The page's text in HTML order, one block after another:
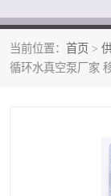
当前位置： 首页 >
循环水真空泵厂家
旋转蒸发器厂